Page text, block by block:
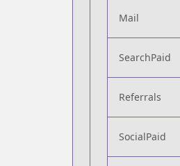
Mail
SearchPaid
Referrals
SocialPaid